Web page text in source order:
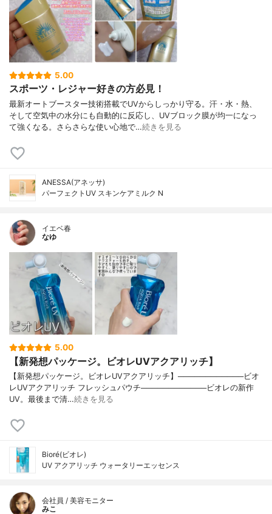
5.00
スポーツ・レジャー好きの方必見！
最新オートブースター技術搭載でUVからしっかり守る。汗・水・熱、
そして空気中の水分にも自動的に反応し、UVブロック膜が均一になっ
て強くなる。さらさらな使い心地で…続きを見る
ANESSA(アネッサ)
パーフェクトUV スキンケアミルク N
イエベ春
なゆ
5.00
【新発想パッケージ。ビオレUVアクアリッチ】
【新発想パッケージ。ビオレUVアクアリッチ】────────────ビオ
レUVアクアリッチ フレッシュパウチ────────────ビオレの新作
UV。最後まで清…続きを見る
Bioré(ビオレ)
UV アクアリッチ ウォータリーエッセンス
会社員 / 美容モニター
みこ